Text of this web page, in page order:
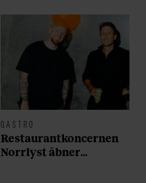
GASTRO
Restaurantkoncernen
Norrlyst åbner